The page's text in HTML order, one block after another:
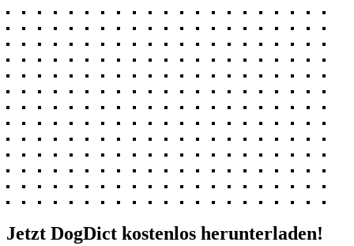
Jetzt DogDict kostenlos herunterladen!